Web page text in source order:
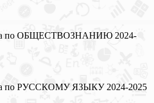
по ОБЩЕСТВОЗНАНИЮ 2024-
по РУССКОМУ ЯЗЫКУ 2024-2025